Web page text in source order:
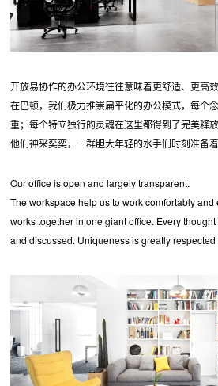
开放易协作的办公环境往往意味着更舒适、更高效
在巴顿，我们极力推崇扁平化的办公模式，每个
重；每个特立独行的灵魂在这里都得到了完美释放
他们神采奕奕，一群胆大年轻的水手们时刻准备着
Our office is open and largely transparent.
The workspace help us to work comfortably
works together in one giant office. Every
and discussed. Uniqueness is greatly respected